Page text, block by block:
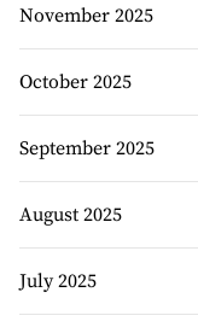
November 2025
October 2025
September 2025
August 2025
July 2025